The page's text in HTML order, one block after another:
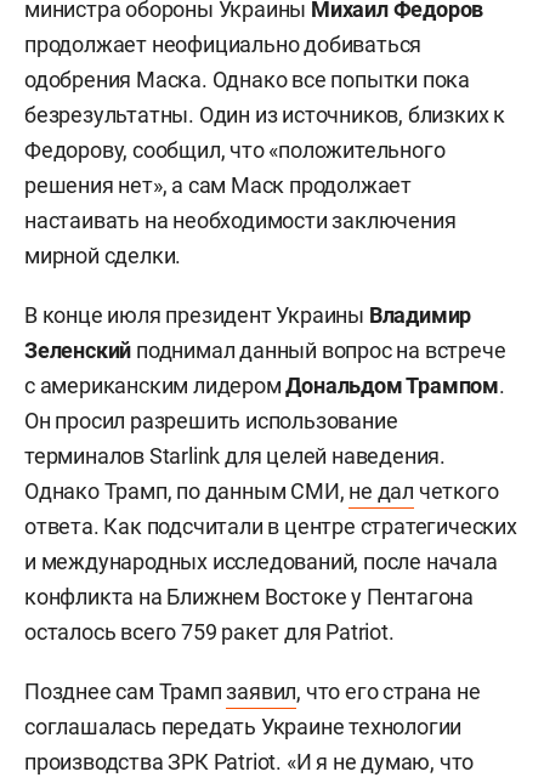
министра обороны Украины Михаил Федоров
продолжает неофициально добиваться
одобрения Маска. Однако все попытки пока
безрезультатны. Один из источников, близких к
Федорову, сообщил, что «положительного
решения нет», а сам Маск продолжает
настаивать на необходимости заключения
мирной сделки.
В конце июля президент Украины Владимир
Зеленский поднимал данный вопрос на встрече
с американским лидеромДональдом Трампом.
Он просил разрешить использование
терминалов Starlink для целей наведения.
Однако Трамп, по данным СМИ, не дал четкого
ответа. Как подсчитали в центре стратегических
и международных исследований, после начала
конфликта на Ближнем Востоке у Пентагона
осталось всего 759 ракет для Patriot.
Позднее сам Трампзаявил, что его страна не
соглашалась передать Украине технологии
производства ЗРК Patriot. «И я не думаю, что